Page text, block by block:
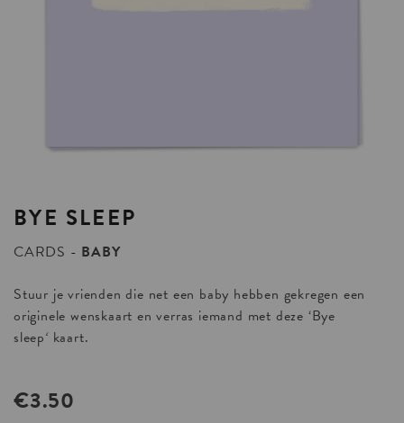
BYE SLEEP
CARDS
BABY
Stuur je vrienden die net een baby hebben gekregen een
originele wenskaart en verras iemand met deze ‘Bye
sleep‘ kaart.
€3.50